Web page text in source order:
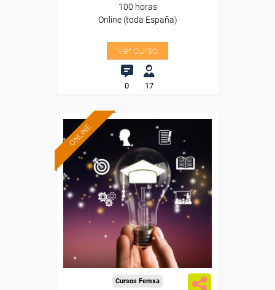
100 horas
Online (toda España)
Ver curso
0 17
ONLINE
Formación 100%
subvencionada.
Para desempleados,
trabajadores y autónomos.
Sector
-Educación.
Cursos Femxa